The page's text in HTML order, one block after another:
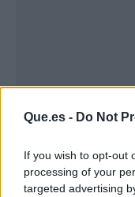
Que.es - Do Not
If you wish to opt-out
processing of your
targeted advertising